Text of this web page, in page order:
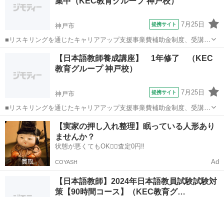
取り、国内、海外の日本語教師...
神戸市 提携サイト 7月25日
■リスキリングを通じたキャリアアップ支援事業費補助金制度、受講費
用の最大70％還付（要件有、詳細はお尋ねください ■KECは全校舎
「文化庁届出受理講座」。 ■受講曜日・時間帯振替受講、校舎間振替
受講、休学制度、動画視聴（基礎...
その他
【日本語教師養成講座】 1年修了 （KEC
教育グループ 神戸校）
神戸市 提携サイト 7月25日
■リスキリングを通じたキャリアアップ支援事業費補助金制度、受講費
用の最大70％還付（要件有、詳細はお尋ねください） ■KECは全校舎
「文化庁届出受理講座」。 ■受講曜日・時間帯振替受講、校舎間振替
受講、休学制度、動画視聴（基...
兵庫 神戸市 その他
【実家の押し入れ整理】眠っている人形あり
ませんか？
状態が悪くてもOK🙆‍♀️査定0円‼️
COYASH Ad
【日本語教師】2024年日本語教員試験試験対
策【90時間コース】（KEC教育グ…